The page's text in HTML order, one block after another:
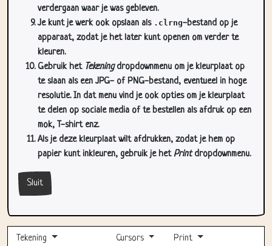
verdergaan waar je was gebleven.
Je kunt je werk ook opslaan als .clrng-bestand op je
apparaat, zodat je het later kunt openen om verder te
kleuren.
Gebruik het Tekeningdropdownmenu om je kleurplaat op
te slaan als een JPG- of PNG-bestand, eventueel in hoge
resolutie. In dat menu vind je ook opties om je kleurplaat
te delen op sociale media of te bestellen als afdruk op een
mok, T-shirt enz.
Als je deze kleurplaat wilt afdrukken, zodat je hem op
papier kunt inkleuren, gebruik je hetPrintdropdownmenu.
Sluit
Tekening Cursors Print